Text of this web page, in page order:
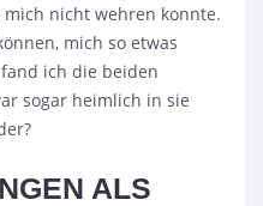
nicht wehren konnte.
mich so etwas
ich die beiden
sogar heimlich in sie
ALS